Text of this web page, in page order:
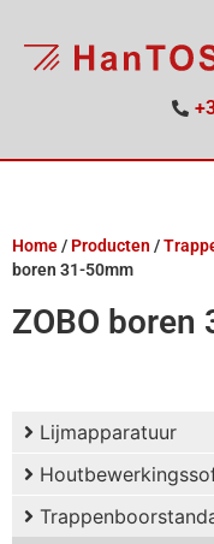
Home/ Producten /
boren 31-50mm
ZOBO boren
Lijmapparatuur